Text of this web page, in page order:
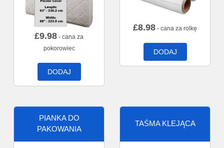
£9.98 - cana za
pokorowiec
DODAJ
£8.98 - cana za rolkę
DODAJ
PIANKA DO
PAKOWANIA
TAŚMA KLEJĄCA